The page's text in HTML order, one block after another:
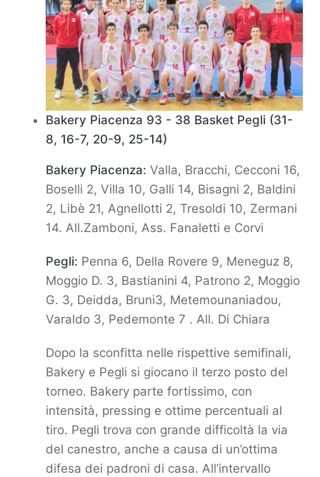
Bakery Piacenza 93 - 38 Basket Pegli (31-
8, 16-7, 20-9, 25-14)
Bakery Piacenza: Valla, Bracchi, Cecconi 16,
Boselli 2, Villa 10, Galli 14, Bisagni 2, Baldini
2, Libè 21, Agnellotti 2, Tresoldi 10, Zermani
14. All.Zamboni, Ass. Fanaletti e Corvi
Pegli: Penna 6, Della Rovere 9, Meneguz 8,
Moggio D. 3, Bastianini 4, Patrono 2, Moggio
G. 3, Deidda, Bruni3, Metemounaniadou,
Varaldo 3, Pedemonte 7 . All. Di Chiara
Dopo la sconfitta nelle rispettive semifinali,
Bakery e Pegli si giocano il terzo posto del
torneo. Bakery parte fortissimo, con
intensità, pressing e ottime percentuali al
tiro. Pegli trova con grande difficoltà la via
del canestro, anche a causa di un’ottima
difesa dei padroni di casa. All’intervallo